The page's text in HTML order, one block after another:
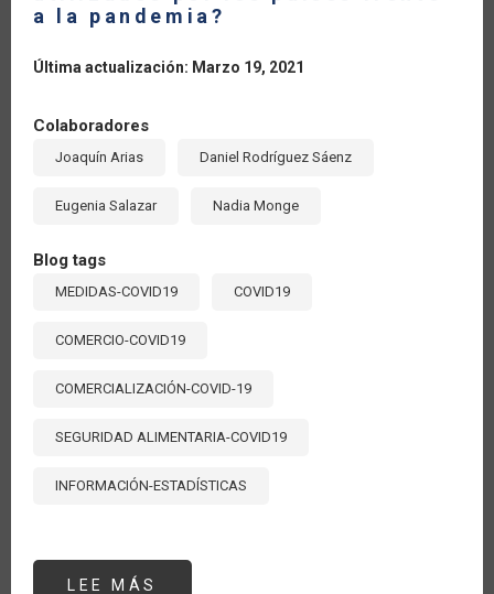
a la pandemia?
Última actualización: Marzo 19, 2021
Colaboradores
Joaquín Arias Daniel Rodríguez Sáenz
Eugenia Salazar Nadia Monge
Blog tags
MEDIDAS-COVID19 COVID19
COMERCIO-COVID19
COMERCIALIZACIÓN-COVID-19
SEGURIDAD ALIMENTARIA-COVID19
INFORMACIÓN-ESTADÍSTICAS
LEE MÁS